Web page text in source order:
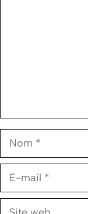
Nom
E-
Site